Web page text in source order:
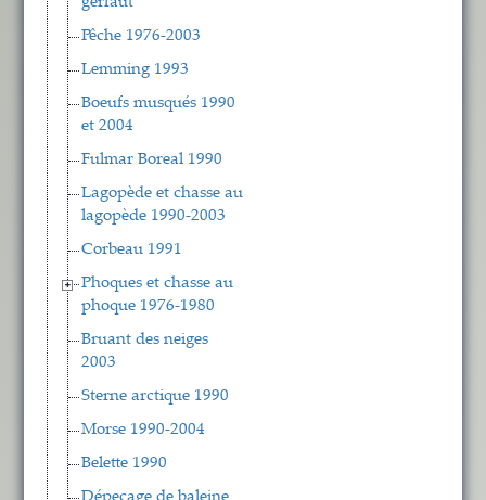
Pêche 1976-2003
Lemming 1993
Boeufs musqués 1990
et 2004
Fulmar Boreal 1990
Lagopède et chasse au
lagopède 1990-2003
Corbeau 1991
Phoques et chasse au
phoque 1976-1980
Bruant des neiges
2003
Sterne arctique 1990
Morse 1990-2004
Belette 1990